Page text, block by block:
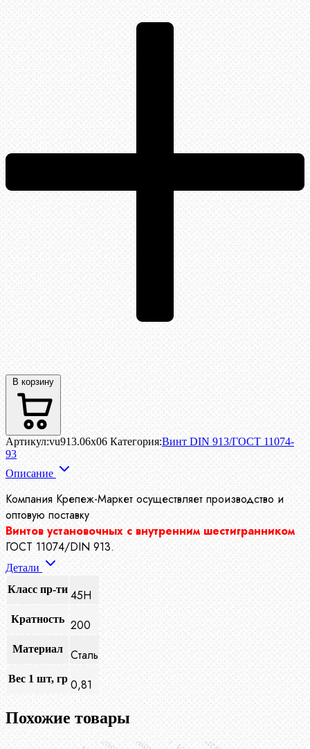
В корзину
Артикул:vu913.06x06 Категория:Винт DIN 913/ГОСТ 11074-
93
Описание
Компания Крепеж-Маркет осуществляет производство и
оптовую поставку
Винтов установочных с внутренним шестигранником
ГОСТ 11074/DIN 913.
Детали
Класс пр-ти 45H
Кратность 200
Материал Сталь
Вес 1 шт, гр 0,81
Похожие товары